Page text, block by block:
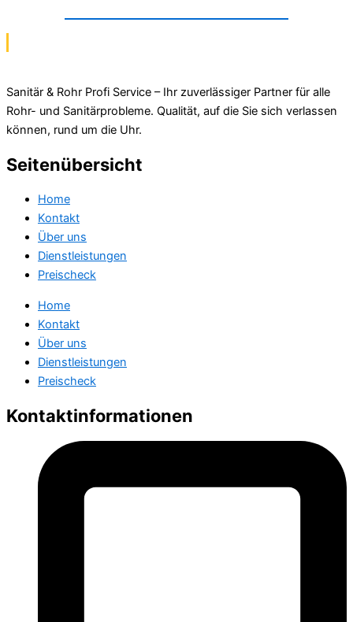
Sanitär & Rohr Profi Service – Ihr zuverlässiger Partner für alle
Rohr- und Sanitärprobleme. Qualität, auf die Sie sich verlassen
können, rund um die Uhr.
Seitenübersicht
Home
Kontakt
Über uns
Dienstleistungen
Preischeck
Home
Kontakt
Über uns
Dienstleistungen
Preischeck
Kontaktinformationen